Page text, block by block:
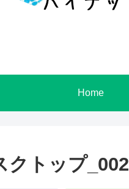
Home
クトップ_002